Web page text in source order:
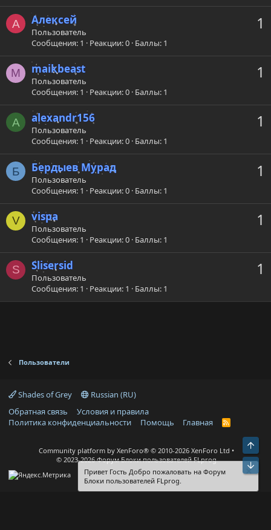
А 1
Алексей
Пользователь
Сообщения 1 Реакции 0 Баллы 1
M 1
maikbeast
Пользователь
Сообщения 1 Реакции 0 Баллы 1
A 1
alexandr156
Пользователь
Сообщения 1 Реакции 0 Баллы 1
Б 1
Бердыев Мурад
Пользователь
Сообщения 1 Реакции 0 Баллы 1
V 1
vispa
Пользователь
Сообщения 1 Реакции 0 Баллы 1
S 1
Slisersid
Пользователь
Сообщения 1 Реакции 1 Баллы 1
Пользователи
Shades of Grey
Russian (RU)
Обратная связь
Условия и правила
Политика конфиденциальности
Помощь Главная
R
Community platform by XenForo® © 2010-2026 XenForo Ltd
© 2023-2026 Форум Блоки пользователей FLprog
Привет Гость Добро пожаловать на Форум
Блоки пользователей FLprog.